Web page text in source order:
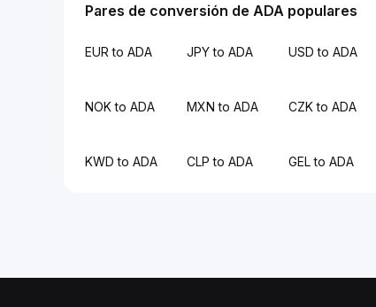
Pares de conversión de ADA populares
EUR to ADA JPY to ADA USD to ADA
NOK to ADA MXN to ADA CZK to ADA
KWD to ADA CLP to ADA GEL to ADA